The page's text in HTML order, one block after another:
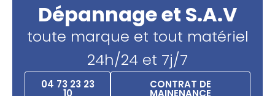
Dépannage et S.A.V
toute marque et tout matériel
24h/24 et 7j/7
04 73 23 23
10
CONTRAT DE
MAINENANCE